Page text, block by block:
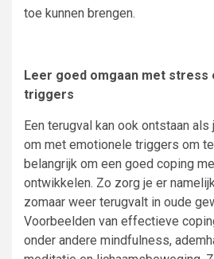
toe kunnen brengen.
Leer goed omgaan met stress
triggers
Een terugval kan ook ontstaan
om met emotionele triggers om
belangrijk om een goed coping
ontwikkelen. Zo zorg je er
zomaar weer terugvalt in oude
Voorbeelden van effectieve
onder andere mindfulness,